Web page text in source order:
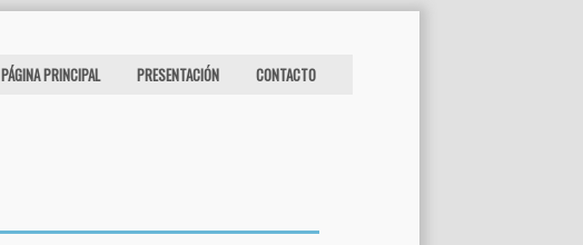
PÁGINA PRINCIPAL PRESENTACIÓN CONTACTO